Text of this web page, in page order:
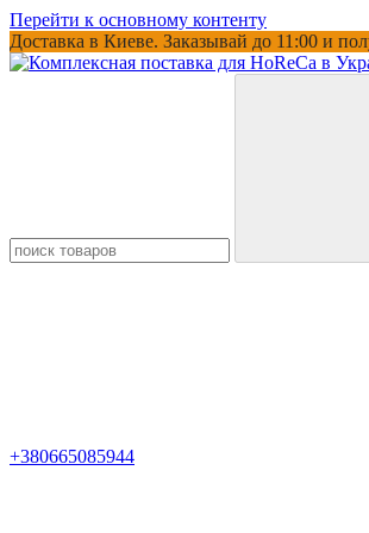
Перейти к основному контенту
Доставка в Киеве. Заказывай до 11:00 и
+380665085944